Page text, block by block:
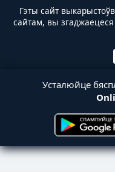
Гэты сайт
сайтам, вы
Усталюйце